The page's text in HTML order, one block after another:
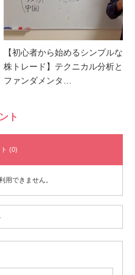
【初心者から始めるシンプルな
株トレード】テクニカル分析と
ファンダメンタ…
ト
(0)
用できません。